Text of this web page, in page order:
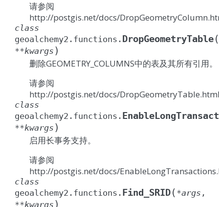
请参阅
http://postgis.net/docs/
class
geoalchemy2.functions. DropGeometryTable(
**kwargs )
删除GEOMETRY_COLUMNS中的表及其所有引用。
请参阅
http://postgis.net/docs/
class
geoalchemy2.functions.
**kwargs )
启用长事务支持。
请参阅
http://postgis.net/docs/
class
geoalchemy2.functions. Find_SRID( *args ,
**kwargs )